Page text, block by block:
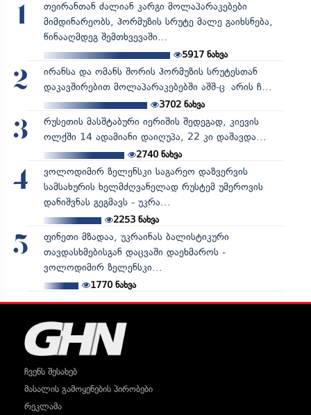
1
თეირანთან ძალიან კარგი მოლაპარაკებები
მიმდინარეობს, ჰორმუზის სრუტე მალე გაიხსნება,
წინააღმდეგ შემთხვევაში...
5917 ნახვა
2
ირანსა და ომანს შორის ჰორმუზის სრუტესთან
დაკავშირებით მოლაპარაკებებში აშშ-ც არის ჩ...
3702ნახვა
3
რუსეთის მასშტაბური იერიშის შედეგად, კიევის
ოლქში 14 ადამიანი დაიღუპა, 22 კი დაშავდა...
2740ნახვა
4
ვოლოდიმირ ზელენსკი საგარეო დაზვერვის
სამსახურის ხელმძღვანელად რუსტემ უმეროვის
დანიშვნას გეგმავს - უკრა...
2253ნახვა
5
ფინეთი მზადაა, უკრაინას ბალისტიკური
თავდასხმებისგან დაცვაში დაეხმაროს -
ვოლოდიმირ ზელენსკი...
1770ნახვა
ჩვენს შესახებ
მასალის გამოყენების პირობები
რეკლამა